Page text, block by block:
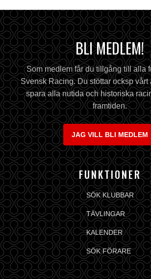
BLI MEDLEM!
Som medlem får du tillgång till alla
Svensk Racing. Du stöttar ocksp vårt
spara alla nutida och historiska
framtiden.
JAG VILL BLI MEDLEM
FUNKTIONER
SÖK KLUBBAR
TÄVLINGAR
KALENDER
SÖK FÖRARE